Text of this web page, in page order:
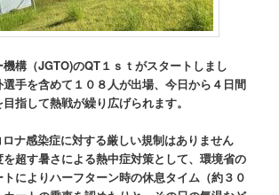
構（JGTO)のQT１ｓｔがスタートしまし
手を含めて１０８人が出場、今日から４日間
指して熱戦が繰り広げられます。
ナ感染症に対する厳しい規制はありません
超す暑さによる熱中症対策として、環境省の
によりハーフターン時の休息タイム（約３０